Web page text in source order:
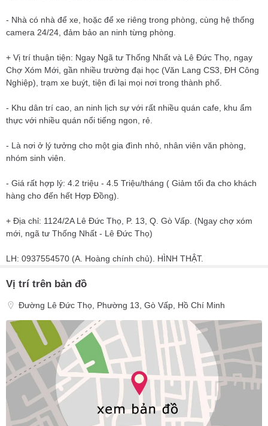
- Nhà có nhà để xe, hoặc để xe riêng trong phòng, cùng hệ thống
camera 24/24, đảm bảo an ninh từng phòng.
+ Vị trí thuận tiện: Ngay Ngã tư Thống Nhất và Lê Đức Thọ, ngay
Chợ Xóm Mới, gần nhiều trường đại học (Văn Lang CS3, ĐH Công
Nghiệp), trạm xe buýt, tiện đi lại mọi nơi trong thành phố.
- Khu dân trí cao, an ninh lịch sự với rất nhiều quán cafe, khu ẩm
thực với nhiều quán nổi tiếng ngon, rẻ.
- Là nơi ở lý tưởng cho một gia đình nhỏ, nhân viên văn phòng,
nhóm sinh viên.
- Giá rất hợp lý: 4.2 triệu - 4.5 Triệu/tháng ( Giảm tối đa cho khách
hàng cho đến hết Hợp Đồng).
+ Địa chỉ: 1124/2A Lê Đức Thọ, P. 13, Q. Gò Vấp. (Ngay chợ xóm
mới, ngã tư Thống Nhất - Lê Đức Thọ)
LH: 0937554570 (A. Hoàng chính chủ). HÌNH THẬT.
Vị trí trên bản đồ
Đường Lê Đức Thọ, Phường 13, Gò Vấp, Hồ Chí Minh